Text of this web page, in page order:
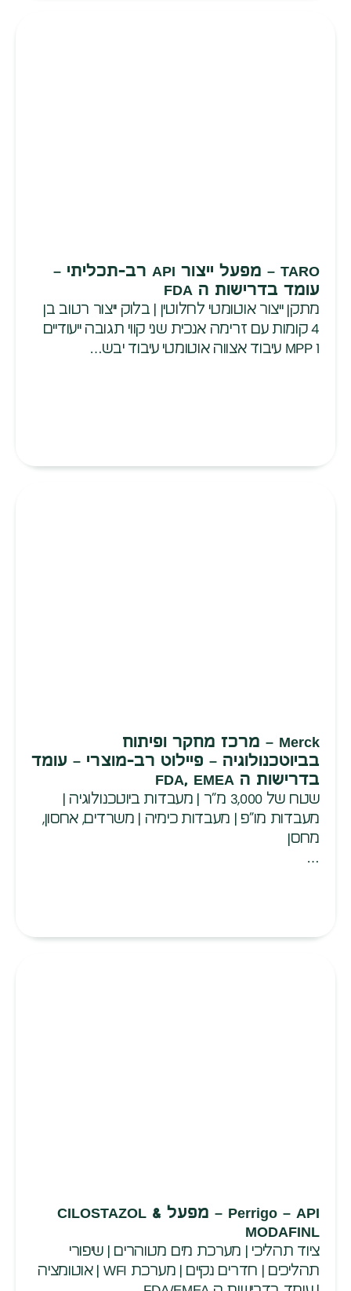
TARO – מפעל ייצור API רב-תכליתי –
עומד בדרישות ה FDA
מתקן ייצור אוטומטי לחלוטין | בלוק ייצור רטוב בן
4 קומות עם זרימה אנכית שני קווי תגובה ייעודיים
MPP 1 עיבוד אצווה אוטומטי עיבוד יבש…
Merck – מרכז מחקר ופיתוח
בביוטכנולוגיה – פיילוט רב-מוצרי – עומד
בדרישות ה FDA, EMEA
שטח של 3,000 מ”ר | מעבדות ביוטכנולוגיה |
מעבדות מו”פ | מעבדות כימיה | משרדים, אחסון,
מחסן
…
Perrigo – API – מפעל CILOSTAZOL &
MODAFINL
ציוד תהליכי | מערכת מים מטוהרים | שיפורי
תהליכים | חדרים נקיים | מערכת WFI | אוטומציה